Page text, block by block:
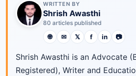
WRITTEN BY
Shrish Awasthi
80 articles published
🌐 ✉ 𝕏 f in 📷
Shrish Awasthi is an Advocate
Registered), Writer and